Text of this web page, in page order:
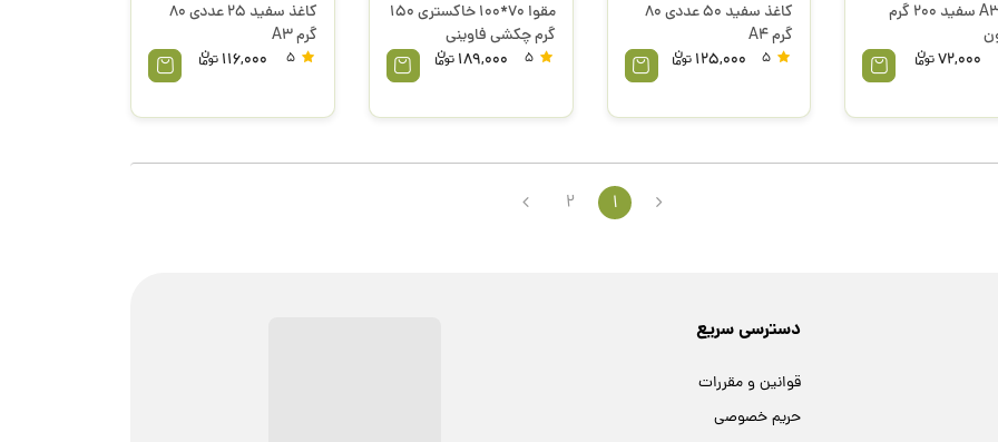
مقوا A3 سفید 200 گرم
72,000
کاغذ سفید 50 عددی 80
گرم A4
125,000
مقوا 70*100 خاکستری 150
گرم چکشی فاوینی
5
189,000
کاغذ سفید 25 عددی 80
گرم A3
5
116,000
1
2
دسترسی سریع
قوانین و مقررات
حریم خصوصی